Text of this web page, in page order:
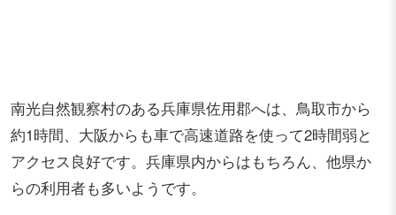
南光自然観察村のある兵庫県佐用郡へは、鳥取市から
約1時間、大阪からも車で高速道路を使って2時間弱と
アクセス良好です。兵庫県内からはもちろん、他県か
らの利用者も多いようです。